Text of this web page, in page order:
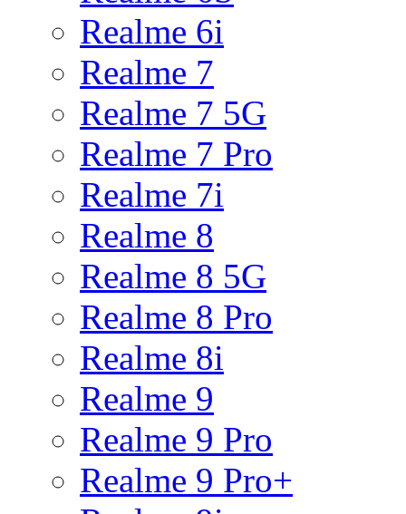
Realme 6i
Realme 7
Realme 7 5G
Realme 7 Pro
Realme 7i
Realme 8
Realme 8 5G
Realme 8 Pro
Realme 8i
Realme 9
Realme 9 Pro
Realme 9 Pro+